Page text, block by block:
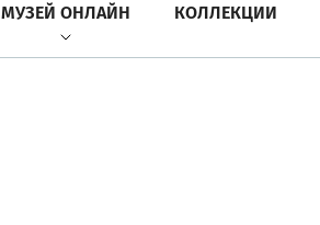
МУЗЕЙ ОНЛАЙН КОЛЛЕКЦИИ